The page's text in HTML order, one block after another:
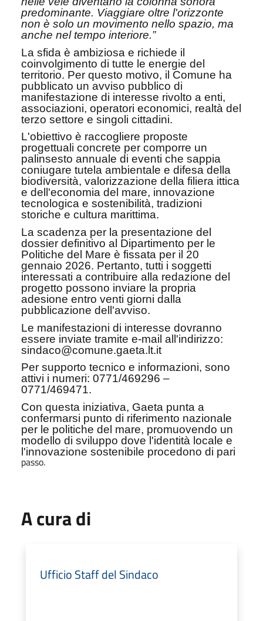
predominante. Viaggiare oltre l'orizzonte
non è solo un movimento nello spazio, ma
anche nel tempo interiore.”
La sfida è ambiziosa e richiede il
coinvolgimento di tutte le energie del
territorio. Per questo motivo, il Comune ha
pubblicato un avviso pubblico di
manifestazione di interesse rivolto a enti,
associazioni, operatori economici, realtà del
terzo settore e singoli cittadini.
L'obiettivo è raccogliere proposte
progettuali concrete per comporre un
palinsesto annuale di eventi che sappia
coniugare tutela ambientale e difesa della
biodiversità, valorizzazione della filiera ittica
e dell'economia del mare, innovazione
tecnologica e sostenibilità, tradizioni
storiche e cultura marittima.
La scadenza per la presentazione del
dossier definitivo al Dipartimento per le
Politiche del Mare è fissata per il 20
gennaio 2026. Pertanto, tutti i soggetti
interessati a contribuire alla redazione del
progetto possono inviare la propria
adesione entro venti giorni dalla
pubblicazione dell'avviso.
Le manifestazioni di interesse dovranno
essere inviate tramite e-mail all'indirizzo:
sindaco@comune.gaeta.lt.it
Per supporto tecnico e informazioni, sono
attivi i numeri: 0771/469296 –
0771/469471.
Con questa iniziativa, Gaeta punta a
confermarsi punto di riferimento nazionale
per le politiche del mare, promuovendo un
modello di sviluppo dove l'identità locale e
l'innovazione sostenibile procedono di pari
passo.
A cura di
Ufficio Staff del Sindaco